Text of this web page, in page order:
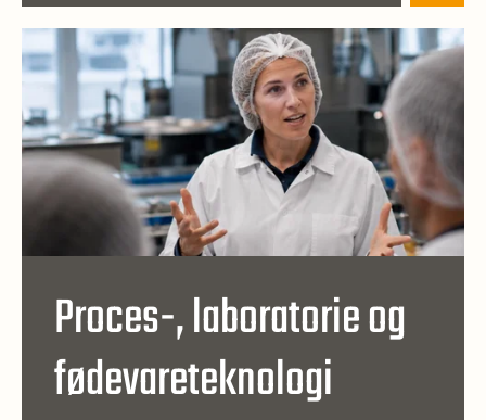
Proces-, laboratorie og
fødevareteknologi